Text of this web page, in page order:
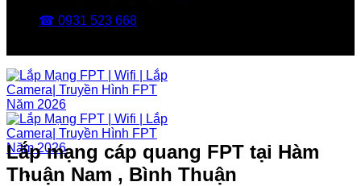
☎ 0931 523 668
Lắp mạng cáp quang FPT tại Hàm
Thuận Nam , Bình Thuận